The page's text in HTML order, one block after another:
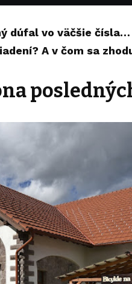
dúfal vo väčšie
A v čom sa